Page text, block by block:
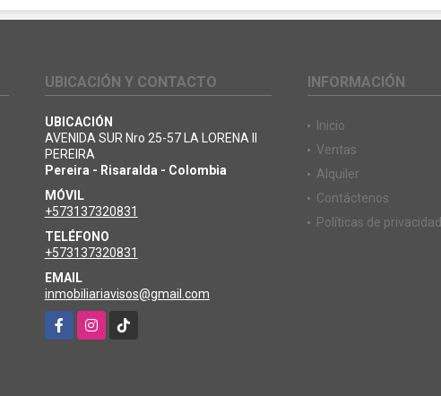
UBICACIÓN Y CONTACTO
UBICACIÓN
AVENIDA SUR Nro 25-57 LA LORENA II
PEREIRA
Pereira - Risaralda - Colombia
MÓVIL
+573137320831
TELÉFONO
+573137320831
EMAIL
inmobiliariavisos@gmail.com
FacebookInstagram
TikTok
INFORMACIÓN
Inicio
Ventas
Alquiler
Contáctenos
Políticas de privacidad